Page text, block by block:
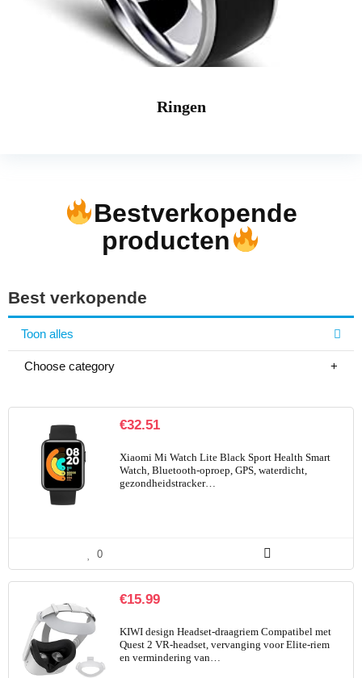
Ringen
Bestverkopende
producten
Best verkopende
Toon alles
Choose category
€32.51
Xiaomi Mi Watch Lite Black Sport Health Smart
Watch, Bluetooth-oproep, GPS, waterdicht,
gezondheidstracker…
0
€15.99
KIWI design Headset-draagriem Compatibel met
Quest 2 VR-headset, vervanging voor Elite-riem
en vermindering van…